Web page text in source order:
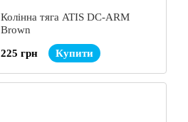
Колінна тяга ATIS DC-ARM
Brown
225 грн Купити